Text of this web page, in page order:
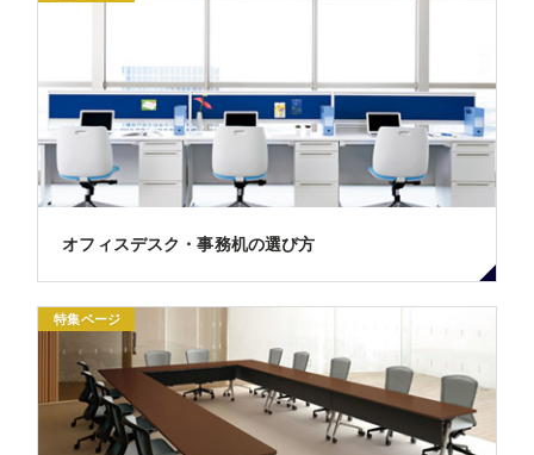
オフィスデスク・事務机の選び方
特集ページ